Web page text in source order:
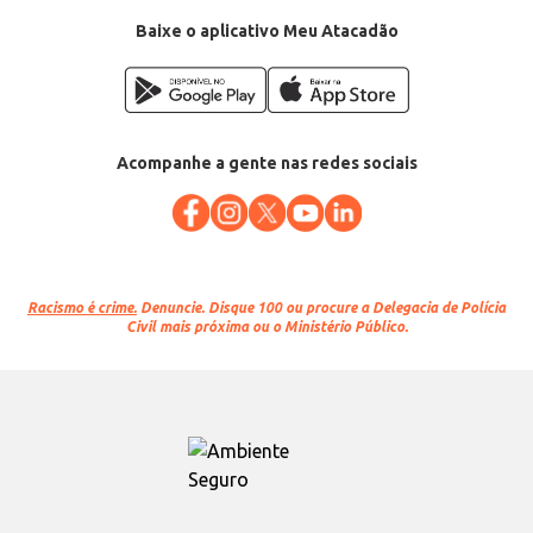
Baixe o aplicativo Meu Atacadão
Acompanhe a gente nas redes sociais
Racismo é crime. Denuncie. Disque 100 ou procure a Delegacia de Polícia
Civil mais próxima ou o Ministério Público.